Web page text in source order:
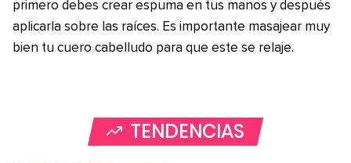
primero debes crear espuma en tus manos y después
aplicarla sobre las raíces. Es importante masajear muy
bien tu cuero cabelludo para que este se relaje.
TENDENCIAS